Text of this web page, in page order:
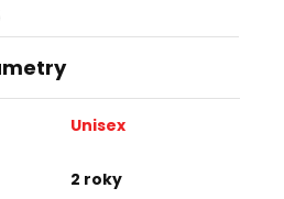
Unisex
2 roky